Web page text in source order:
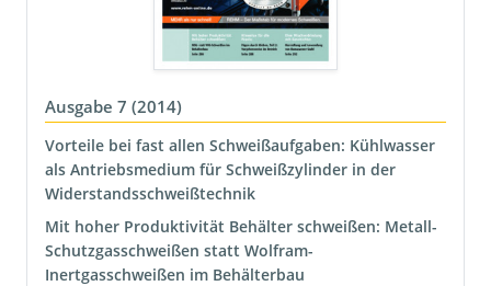
Ausgabe 7 (2014)
Vorteile bei fast allen Schweißaufgaben: Kühlwasser
als Antriebsmedium für Schweißzylinder in der
Widerstandsschweißtechnik
Mit hoher Produktivität Behälter schweißen: Metall-
Schutzgasschweißen statt Wolfram-
Inertgasschweißen im Behälterbau